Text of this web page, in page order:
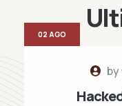
by
02 AGO